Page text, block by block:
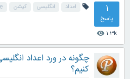
1
پاسخ
1.3k
visibility
اعداد انگلیسی کپشن
چگونه در ورد اعداد
کنیم؟